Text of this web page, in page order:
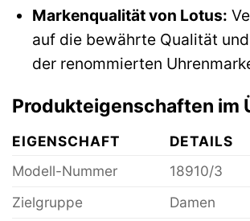
Markenqualität von Lotus:
auf die bewährte Qualität
der renommierten
Produkteigenschaften im
EIGENSCHAFT
DETAILS
Modell-Nummer
18910/3
Zielgruppe
Damen